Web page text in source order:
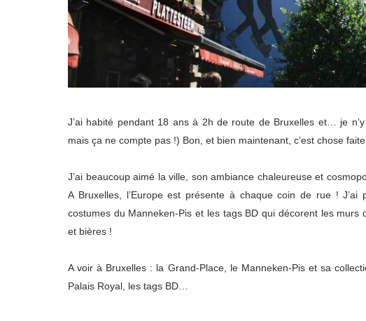
J’ai habité pendant 18 ans à 2h de route de Bruxelles et… je
mais ça ne compte pas !) Bon, et bien maintenant, c’est chose
J’ai beaucoup aimé la ville, son ambiance chaleureuse et
A Bruxelles, l’Europe est présente à chaque coin de rue !
costumes du Manneken-Pis et les tags BD qui décorent les
et bières !
A voir à Bruxelles : la Grand-Place, le Manneken-Pis et sa
Palais Royal, les tags BD…